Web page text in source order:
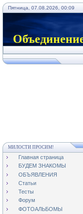
Пятница,
МИЛОСТИ ПРОСИМ!
Главная страница
БУДЕМ ЗНАКОМЫ
ОБЪЯВЛЕНИЯ
Статьи
Тесты
Форум
ФОТОАЛЬБОМЫ